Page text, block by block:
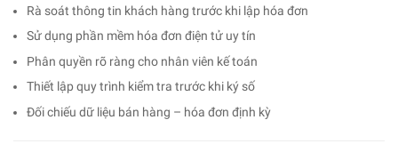
Rà soát thông tin khách hàng trước khi lập hóa đơn
Sử dụng phần mềm hóa đơn điện tử uy tín
Phân quyền rõ ràng cho nhân viên kế toán
Thiết lập quy trình kiểm tra trước khi ký số
Đối chiếu dữ liệu bán hàng – hóa đơn định kỳ